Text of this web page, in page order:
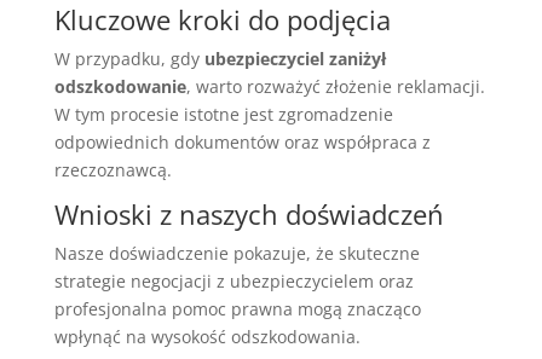
Kluczowe kroki do podjęcia
W przypadku, gdy ubezpieczyciel zaniżył
odszkodowanie, warto rozważyć złożenie reklamacji.
W tym procesie istotne jest zgromadzenie
odpowiednich dokumentów oraz współpraca z
rzeczoznawcą.
Wnioski z naszych doświadczeń
Nasze doświadczenie pokazuje, że skuteczne
strategie negocjacji z ubezpieczycielem oraz
profesjonalna pomoc prawna mogą znacząco
wpłynąć na wysokość odszkodowania.